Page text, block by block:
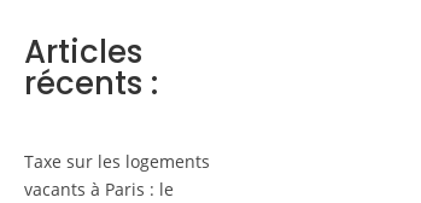
Articles
récents :
Taxe sur les logements
vacants à Paris : le